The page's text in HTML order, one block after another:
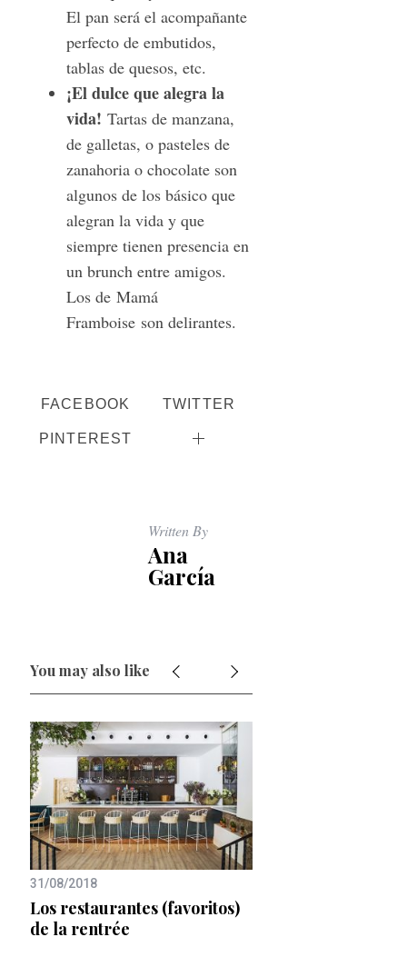
El pan será el acompañante
perfecto de embutidos,
tablas de quesos, etc.
¡El dulce que alegra la
vida! Tartas de manzana,
de galletas, o pasteles de
zanahoria o chocolate son
algunos de los básico que
alegran la vida y que
siempre tienen presencia en
un brunch entre amigos.
Los de Mamá
Framboise son delirantes.
FACEBOOK TWITTER
PINTEREST
Written By
Ana
García
You may also like
31/08/2018
Los restaurantes (favoritos)
de la rentrée